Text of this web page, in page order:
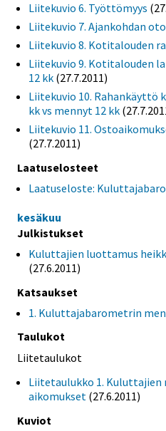
Liitekuvio 6. Työttömyys
Liitekuvio 7. Ajankohdan
Liitekuvio 8. Kotitalouden
Liitekuvio 9. Kotitalouden
12 kk (27.7.2011)
Liitekuvio 10. Rahankäyttö
kk vs mennyt 12 kk
Liitekuvio 11.
(27.7.2011)
Laatuselosteet
Laatuseloste:
kesäkuu
Julkistukset
Kuluttajien luottamus
(27.6.2011)
Katsaukset
1. Kuluttajabarometrin
Taulukot
Liitetaulukot
Liitetaulukko 1. Kuluttajien
aikomukset (27.6.2011)
Kuviot